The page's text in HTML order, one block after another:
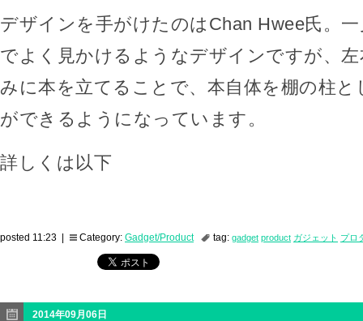
デザインを手がけたのはChan Hwee氏。
でよく見かけるようなデザインですが、
みに本を立てることで、本自体を棚の柱
ができるようになっています。
詳しくは以下
posted 11:23 | Category: Gadget/Product tag: gadget product ガジェット プロ
2014年09月06日